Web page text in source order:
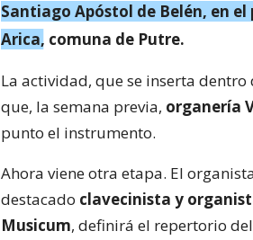
Santiago Apóstol de Belén, en
Arica, comuna de Putre.
La actividad, que se inserta dentro
que, la semana previa, organería
punto el instrumento.
Ahora viene otra etapa. El
destacado clavecinista y
Musicum, definirá el repertorio